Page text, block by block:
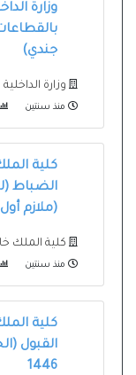
وزارة
جندي)
وزارة الداخلية
منذ سنتين
كلية
(ملازم
كلية الملك
منذ سنتين
كلية
1446